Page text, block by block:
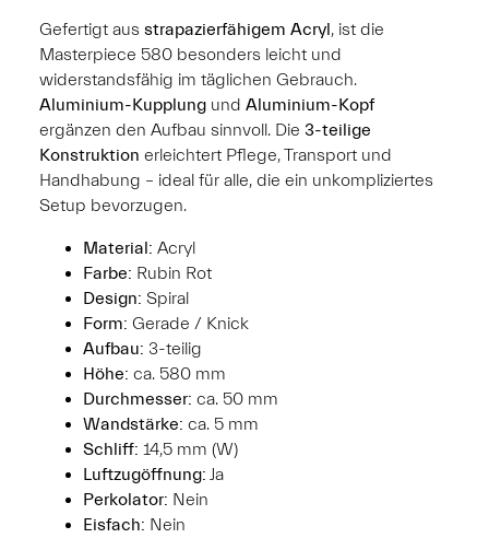
Gefertigt aus strapazierfähigem Acryl, ist die
Masterpiece 580 besonders leicht und
widerstandsfähig im täglichen Gebrauch.
Aluminium-Kupplung und Aluminium-Kopf
ergänzen den Aufbau sinnvoll. Die 3-teilige
Konstruktion erleichtert Pflege, Transport und
Handhabung – ideal für alle, die ein unkompliziertes
Setup bevorzugen.
Material: Acryl
Farbe: Rubin Rot
Design: Spiral
Form: Gerade / Knick
Aufbau: 3-teilig
Höhe: ca. 580 mm
Durchmesser: ca. 50 mm
Wandstärke: ca. 5 mm
Schliff: 14,5 mm (W)
Luftzugöffnung: Ja
Perkolator: Nein
Eisfach: Nein